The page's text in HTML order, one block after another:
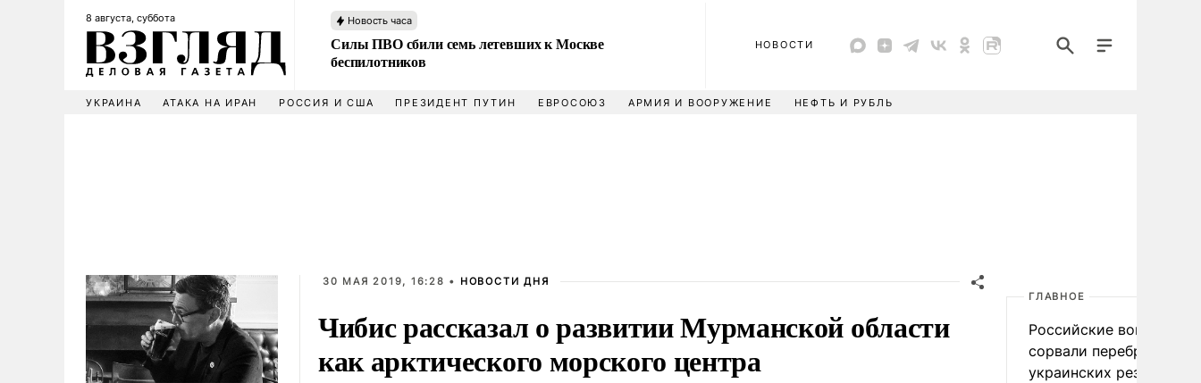
8 августа, суббота Новость часа
Силы ПВО сбили семь летевших к Москве
беспилотников
НОВОСТИ
УКРАИНА АТАКА НА ИРАН РОССИЯ И США ПРЕЗИДЕНТ ПУТИН ЕВРОСОЮЗ АРМИЯ И ВООРУЖЕНИЕ НЕФТЬ И РУБЛЬ
30 МАЯ 2019, 16:28 • НОВОСТИ ДНЯ
Чибис рассказал о развитии Мурманской области
как арктического морского центра
ГЛАВНОЕ
Российские войска
сорвали переброску
украинских резервов в